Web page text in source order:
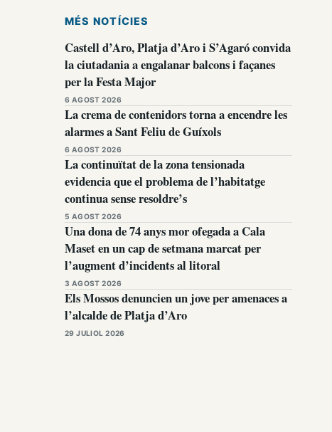
MÉS NOTÍCIES
Castell d’Aro, Platja d’Aro i S’Agaró convida
la ciutadania a engalanar balcons i façanes
per la Festa Major
6 AGOST 2026
La crema de contenidors torna a encendre les
alarmes a Sant Feliu de Guíxols
6 AGOST 2026
La continuïtat de la zona tensionada
evidencia que el problema de l’habitatge
continua sense resoldre’s
5 AGOST 2026
Una dona de 74 anys mor ofegada a Cala
Maset en un cap de setmana marcat per
l’augment d’incidents al litoral
3 AGOST 2026
Els Mossos denuncien un jove per amenaces a
l’alcalde de Platja d’Aro
29 JULIOL 2026